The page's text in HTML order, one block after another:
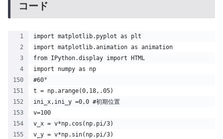
コード
import matplotlib.pyplot as plt
import matplotlib.animation as animation
from IPython.display import HTML
import numpy as np
#60°
t = np.arange(0,18,.05)
ini_x,ini_y =0,0 #初期位置
v=100
v_x = v*np.cos(np.pi/3)
v_y = v*np.sin(np.pi/3)